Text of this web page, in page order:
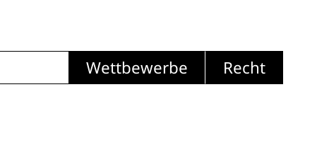
Wettbewerbe Recht